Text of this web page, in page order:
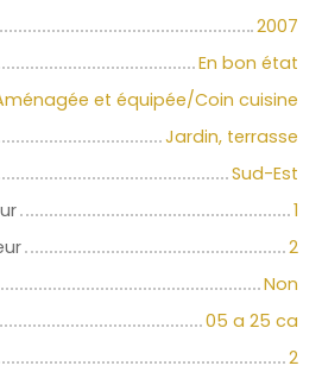
2007
En bon état
et équipée/Coin cuisine
Jardin, terrasse
Sud-Est
1
2
Non
05 a 25 ca
2